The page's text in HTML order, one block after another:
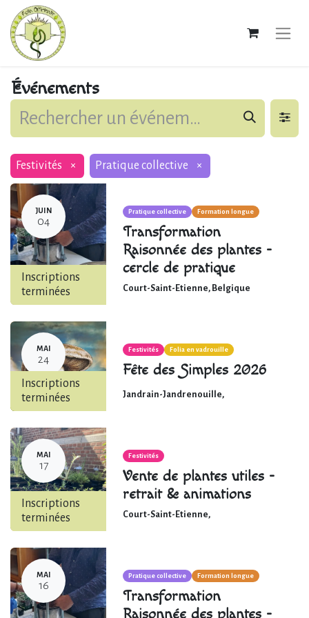
Événements
Festivités × Pratique collective ×
JUIN
04
Inscriptions
terminées
Pratique collective Formation longue
Transformation
Raisonnée des plantes -
cercle de pratique
Court-Saint-Etienne, Belgique
MAI
24
Inscriptions
terminées
Festivités Folia en vadrouille
Fête des Simples 2026
Jandrain-Jandrenouille,
MAI
17
Inscriptions
terminées
Festivités
Vente de plantes utiles -
retrait & animations
Court-Saint-Etienne,
MAI
16
Pratique collective Formation longue
Transformation
Raisonnée des plantes -